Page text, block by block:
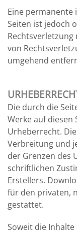
Eine
Seiten ist jedoch
von
umgehend
Die durch die
Werke auf
Urheberrecht.
Verbreitung und
der Grenzen des
schriftlichen
Erstellers.
für den privaten,
gestattet.
Soweit die